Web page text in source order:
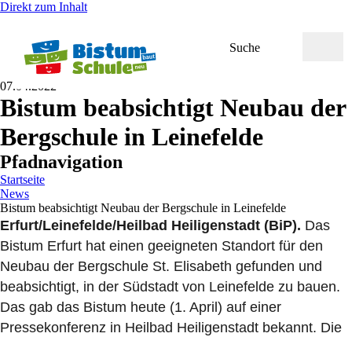
Direkt zum Inhalt
Suche
07.04.2022
Bistum beabsichtigt Neubau der
Bergschule in Leinefelde
Pfadnavigation
Startseite
News
Bistum beabsichtigt Neubau der Bergschule in Leinefelde
Erfurt/Leinefelde/Heilbad Heiligenstadt (BiP). Das
Bistum Erfurt hat einen geeigneten Standort für den
Neubau der Bergschule St. Elisabeth gefunden und
beabsichtigt, in der Südstadt von Leinefelde zu bauen.
Das gab das Bistum heute (1. April) auf einer
Pressekonferenz in Heilbad Heiligenstadt bekannt. Die